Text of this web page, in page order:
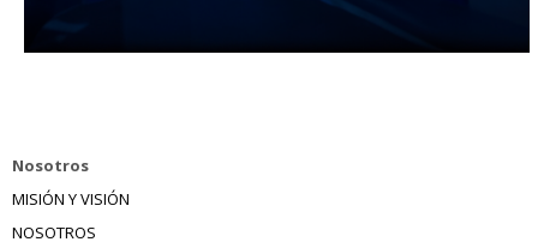
Nosotros
MISIÓN Y VISIÓN
NOSOTROS